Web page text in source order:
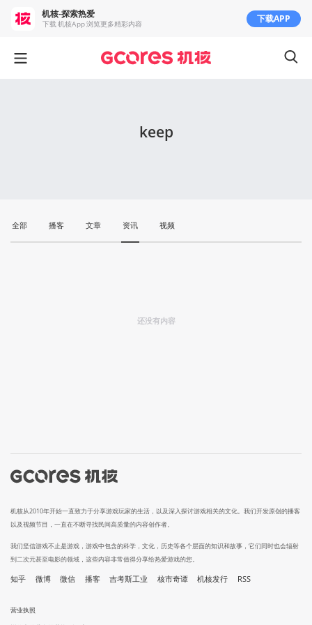
keep
全部 播客 文章 资讯 视频
还没有内容
机核从2010年开始一直致力于分享游戏玩家的生活，以及深入探讨游戏相关的文化。我们开发原创的播客
以及视频节目，一直在不断寻找民间高质量的内容创作者。
我们坚信游戏不止是游戏，游戏中包含的科学，文化，历史等各个层面的知识和故事，它们同时也会辐射
到二次元甚至电影的领域，这些内容非常值得分享给热爱游戏的您。
知乎 微博 微信 播客 吉考斯工业 核市奇谭 机核发行 RSS
营业执照
机核-探索热爱
下载 机核App 浏览更多精彩内容 下载APP